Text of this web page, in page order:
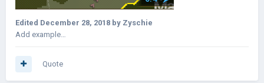
Edited December 28, 2018 by Zyschie
Add example…
Quote